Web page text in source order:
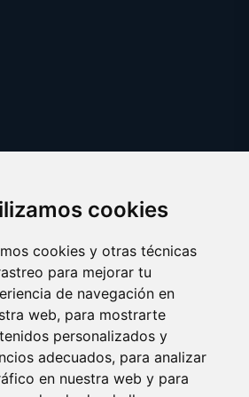
cookies
cookies y otras técnicas
para mejorar tu
de navegación en
web, para mostrarte
personalizados y
adecuados, para analizar
en nuestra web y para
cookies preferences